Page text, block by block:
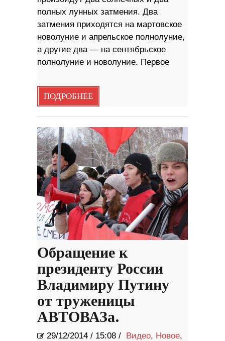
полных лунных затмения. Два
затмения приходятся на мартовское
новолуние и апрельское полнолуние,
а другие два — на сентябрьское
полнолуние и новолуние. Первое
ПОДРОБНЕЕ
Обращение к
президенту России
Владимиру Путину
от труженицы
АВТОВАЗа.
29/12/2014 / 15:08 / Видео, Новое,